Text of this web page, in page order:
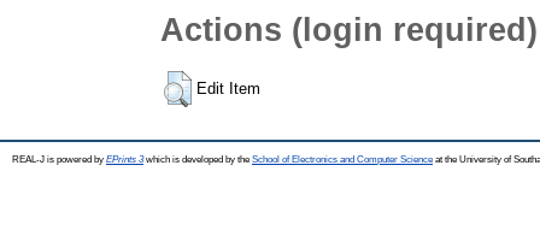
Actions (login required)
Edit Item
REAL-J is powered by EPrints 3which is developed by the School of Electronics and Computer Science at the University of